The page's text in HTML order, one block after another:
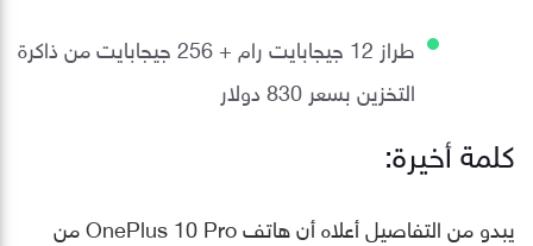
طراز 12 جيجابايت رام + 256 جيجابايت من ذاكرة
التخزين بسعر 830 دولار
كلمة أخيرة:
يبدو من التفاصيل أعلاه أن هاتف OnePlus 10 Pro من